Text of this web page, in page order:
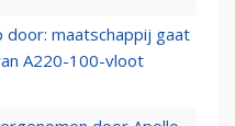
door: maatschappij gaat
A220-100-vloot